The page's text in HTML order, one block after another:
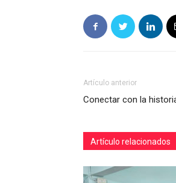
Artículo anterior
Conectar con la
Artículo relacionados